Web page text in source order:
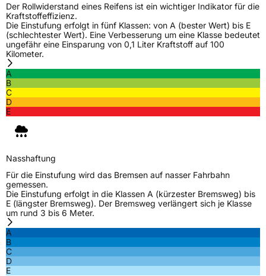
Der Rollwiderstand eines Reifens ist ein wichtiger Indikator für die
Kraftstoffeffizienz.
Die Einstufung erfolgt in fünf Klassen: von A (bester Wert) bis E
(schlechtester Wert). Eine Verbesserung um eine Klasse bedeutet
ungefähr eine Einsparung von 0,1 Liter Kraftstoff auf 100
Kilometer.
A
B
C
D
E
Nasshaftung
Für die Einstufung wird das Bremsen auf nasser Fahrbahn
gemessen.
Die Einstufung erfolgt in die Klassen A (kürzester Bremsweg) bis
E (längster Bremsweg). Der Bremsweg verlängert sich je Klasse
um rund 3 bis 6 Meter.
A
B
C
D
E